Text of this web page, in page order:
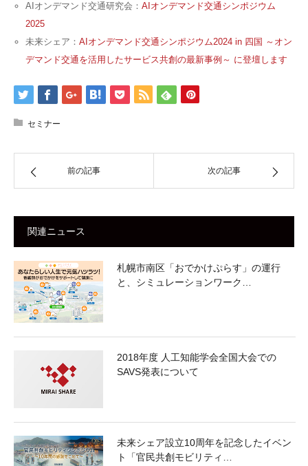
AIオンデマンド交通研究会： AIオンデマンド交通シンポジウム
2025
未来シェア： AIオンデマンド交通シンポジウム2024 in 四国 ～オン
デマンド交通を活用したサービス共創の最新事例～ に登壇します
セミナー
前の記事 次の記事
関連ニュース
札幌市南区「おでかけぷらす」の運行
と、シミュレーションワーク…
2018年度 人工知能学会全国大会での
SAVS発表について
未来シェア設立10周年を記念したイベン
ト「官民共創モビリティ…